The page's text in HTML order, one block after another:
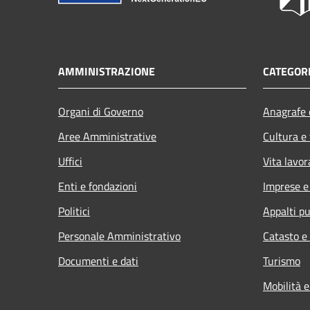
AMMINISTRAZIONE
Organi di Governo
Aree Amministrative
Uffici
Enti e fondazioni
Politici
Personale Amministrativo
Documenti e dati
Cultura
Vita
Imprese
Appalti
Catasto
Turismo
Mobilità